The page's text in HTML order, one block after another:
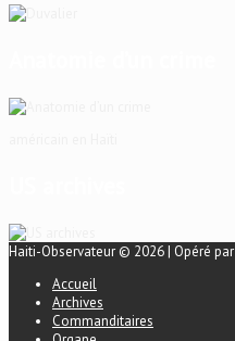
Haiti-Observateur © 2026 | Opéré par
Accueil
Archives
Commanditaires